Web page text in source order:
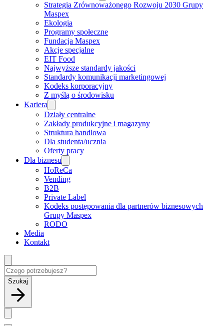
Strategia Zrównoważonego Rozwoju 2030 Grupy
Maspex
Ekologia
Programy społeczne
Fundacja Maspex
Akcje specjalne
EIT Food
Najwyższe standardy jakości
Standardy komunikacji marketingowej
Kodeks korporacyjny
Z myślą o środowisku
Kariera
Działy centralne
Zakłady produkcyjne i magazyny
Struktura handlowa
Dla studenta/ucznia
Oferty pracy
Dla biznesu
HoReCa
Vending
B2B
Private Label
Kodeks postępowania dla partnerów biznesowych
Grupy Maspex
RODO
Media
Kontakt
Szukaj